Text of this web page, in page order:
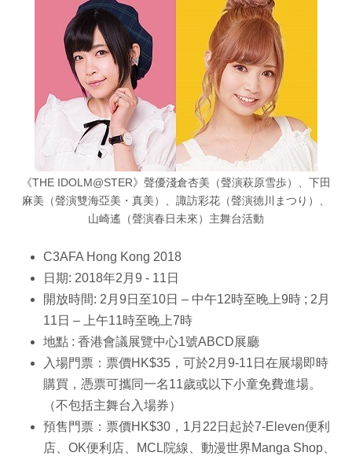
《THE IDOLM@STER》聲優淺倉杏美（聲演萩原雪歩）、下田
麻美（聲演雙海亞美・真美）、諏訪彩花（聲演德川まつり）、
山崎遙（聲演春日未來）主舞台活動
C3AFA Hong Kong 2018
日期: 2018年2月9 - 11日
開放時間: 2月9日至10日 – 中午12時至晚上9時 ; 2月
11日 – 上午11時至晚上7時
地點 : 香港會議展覽中心1號ABCD展廳
入場門票：票價HK$35，可於2月9-11日在展場即時
購買，憑票可攜同一名11歲或以下小童免費進場。
（不包括主舞台入場券）
預售門票：票價HK$30，1月22日起於7-Eleven便利
店、OK便利店、MCL院線、動漫世界Manga Shop、